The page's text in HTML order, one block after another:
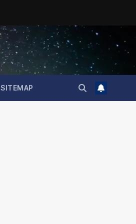
SITEMAP